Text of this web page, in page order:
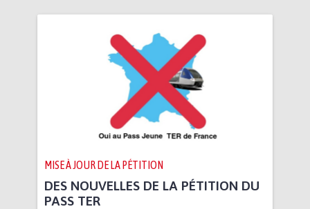
MISE À JOUR DE LA PÉTITION
DES NOUVELLES DE LA PÉTITION DU
PASS TER